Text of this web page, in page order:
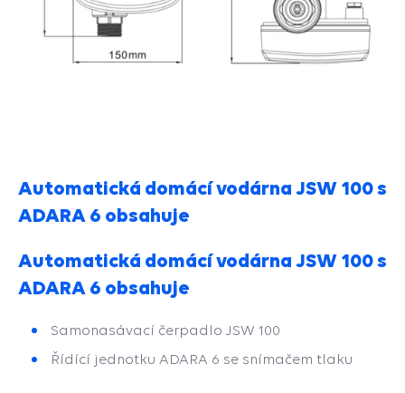
Automatická domácí vodárna JSW 100 s
ADARA 6 obsahuje
Automatická domácí vodárna JSW 100 s
ADARA 6 obsahuje
Samonasávací čerpadlo JSW 100
Řídící jednotku ADARA 6 se snímačem tlaku